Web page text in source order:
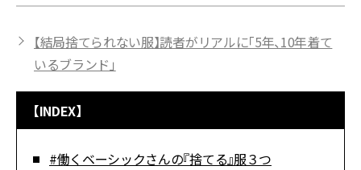
【結局捨てられない服】読者がリアルに「5年、10年着て
いるブランド」
【INDEX】
#働くベーシックさんの『捨てる』服３つ